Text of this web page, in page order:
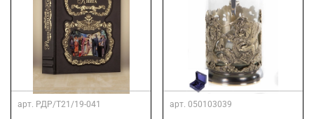
арт. РДР/Т21/19-041 арт. 050103039